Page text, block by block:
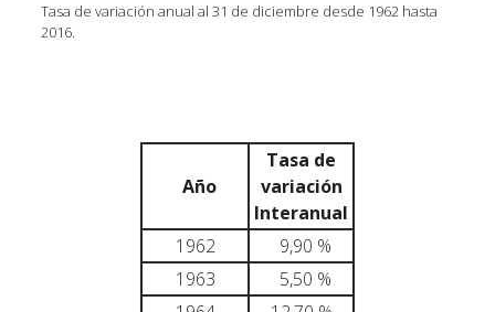
Tasa de variación anual al 31 de diciembre desde 1962 hasta
2016.
Año
Tasa de
variación
Interanual
1962
9,90 %
1963
5,50 %